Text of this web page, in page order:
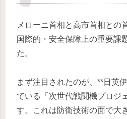
メローニ首相と高市首相との
国際的・安全保障上の重要課
た。
まず注目されたのが、**日英
ている「次世代戦闘機プロジ
す。これは防衛技術の面で大